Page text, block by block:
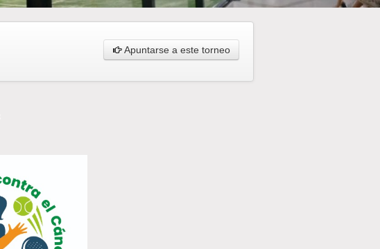
Apuntarse a este torneo